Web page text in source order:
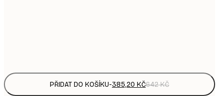
PŘIDAT DO KOŠÍKU-385,20 KČ642 KČ